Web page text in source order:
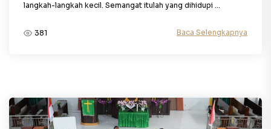
langkah-langkah kecil. Semangat itulah yang dihidupi ...
381 Baca Selengkapnya